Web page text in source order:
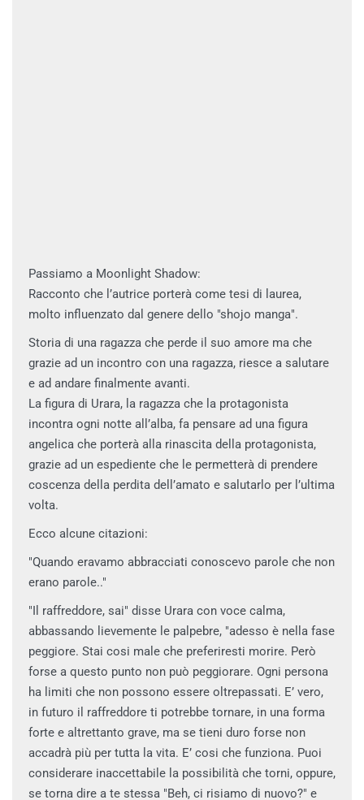
Passiamo a Moonlight Shadow:
Racconto che l’autrice porterà come tesi di laurea,
molto influenzato dal genere dello "shojo manga".
Storia di una ragazza che perde il suo amore ma che
grazie ad un incontro con una ragazza, riesce a salutare
e ad andare finalmente avanti.
La figura di Urara, la ragazza che la protagonista
incontra ogni notte all’alba, fa pensare ad una figura
angelica che porterà alla rinascita della protagonista,
grazie ad un espediente che le permetterà di prendere
coscenza della perdita dell’amato e salutarlo per l’ultima
volta.
Ecco alcune citazioni:
"Quando eravamo abbracciati conoscevo parole che non
erano parole.."
"Il raffreddore, sai" disse Urara con voce calma,
abbassando lievemente le palpebre, "adesso è nella fase
peggiore. Stai cosi male che preferiresti morire. Però
forse a questo punto non può peggiorare. Ogni persona
ha limiti che non possono essere oltrepassati. E’ vero,
in futuro il raffreddore ti potrebbe tornare, in una forma
forte e altrettanto grave, ma se tieni duro forse non
accadrà più per tutta la vita. E’ cosi che funziona. Puoi
considerare inaccettabile la possibilità che torni, oppure,
se torna dire a te stessa "Beh, ci risiamo di nuovo?" e